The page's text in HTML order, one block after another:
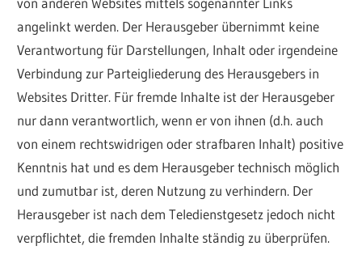
angelinkt werden. Der Herausgeber übernimmt keine
Verantwortung für Darstellungen, Inhalt oder irgendeine
Verbindung zur Parteigliederung des Herausgebers in
Websites Dritter. Für fremde Inhalte ist der Herausgeber
nur dann verantwortlich, wenn er von ihnen (d.h. auch
von einem rechtswidrigen oder strafbaren Inhalt) positive
Kenntnis hat und es dem Herausgeber technisch möglich
und zumutbar ist, deren Nutzung zu verhindern. Der
Herausgeber ist nach dem Teledienstgesetz jedoch nicht
verpflichtet, die fremden Inhalte ständig zu überprüfen.